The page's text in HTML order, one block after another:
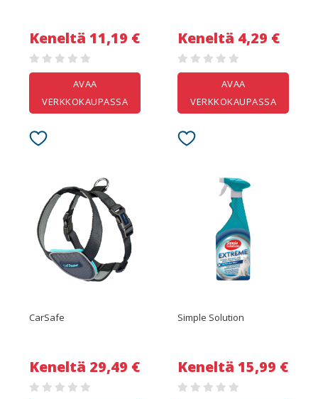
Keneltä 11,19 €
AVAA
VERKKOKAUPASSA
Keneltä 4,29 €
AVAA
VERKKOKAUPASSA
CarSafe
Keneltä 29,49 €
Simple Solution
Keneltä 15,99 €